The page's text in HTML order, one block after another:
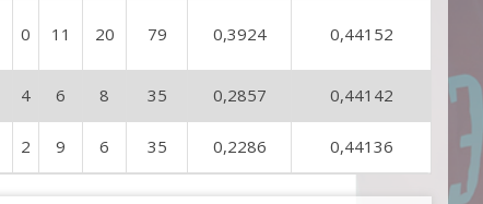
0 11 20 79 0,3924 0,44152
4 6 8 35 0,2857 0,44142
2 9 6 35 0,2286 0,44136